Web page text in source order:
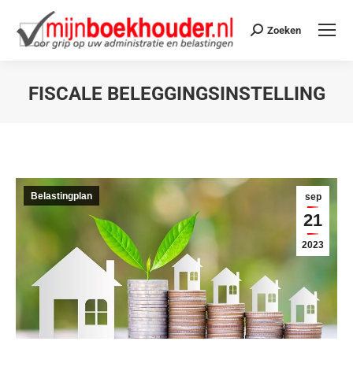
Zoeken
FISCALE BELEGGINGSINSTELLING
sep
21
2023
Belastingplan